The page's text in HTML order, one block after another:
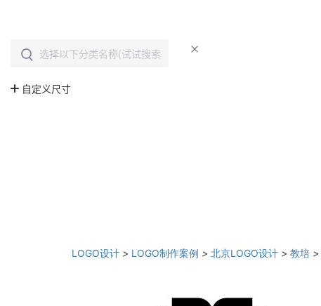
LOGO设计 > LOGO制作案例 > 北京LOGO设计 > 教培 >